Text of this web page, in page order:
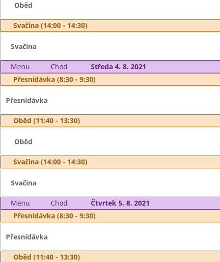
Oběd
Svačina (14:00 - 14:30)
Svačina
Menu Chod
Středa 4. 8. 2021
Přesnídávka (8:30 - 9:30)
Přesnídávka
Oběd (11:40 - 13:30)
Oběd
Svačina (14:00 - 14:30)
Svačina
Menu Chod
Čtvrtek 5. 8. 2021
Přesnídávka (8:30 - 9:30)
Přesnídávka
Oběd (11:40 - 13:30)